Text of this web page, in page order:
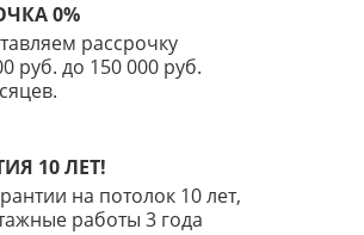
0%
рассрочку
руб. до 150 000 руб.
10 ЛЕТ!
на потолок 10 лет,
работы 3 года